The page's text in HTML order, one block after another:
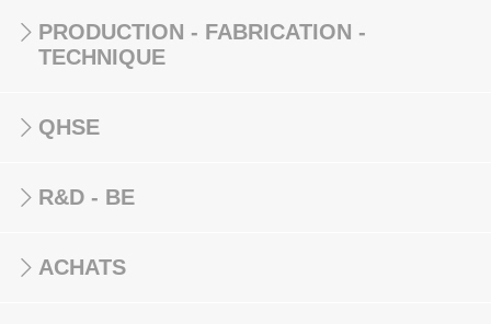
PRODUCTION - FABRICATION -
TECHNIQUE
QHSE
R&D - BE
ACHATS